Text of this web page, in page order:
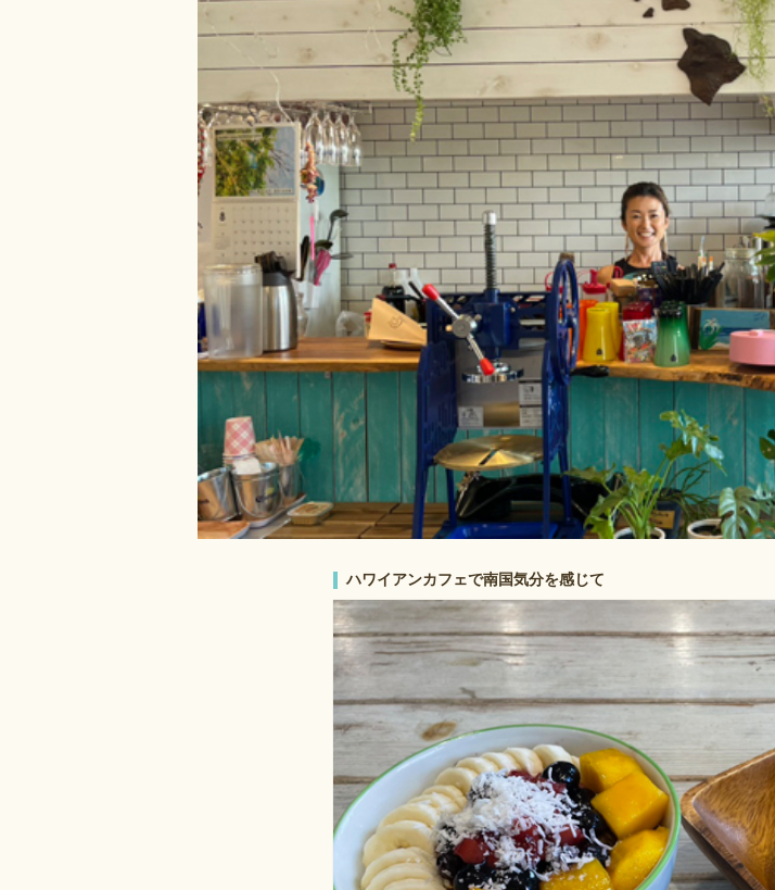
ハワイアンカフェで南国気分を感じて